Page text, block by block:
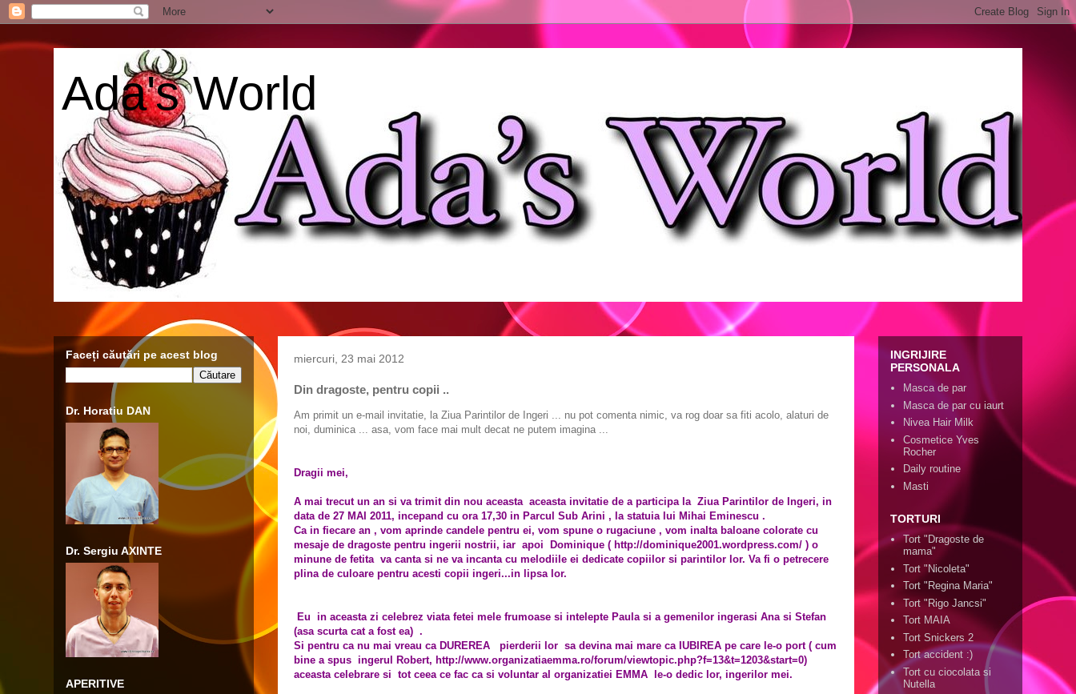
Ada's World
miercuri, 23 mai 2012
Din dragoste, pentru copii ..
Am primit un e-mail invitatie, la Ziua Parintilor de Ingeri ... nu pot comenta nimic, va rog doar sa fiti acolo, alaturi de
noi, duminica ... asa, vom face mai mult decat ne putem imagina ...
Dragii mei,
A mai trecut un an si va trimit din nou aceasta aceasta invitatie de a participa la Ziua Parintilor de Ingeri, in
data de 27 MAI 2011, incepand cu ora 17,30 in Parcul Sub Arini , la statuia lui Mihai Eminescu .
Ca in fiecare an , vom aprinde candele pentru ei, vom spune o rugaciune , vom inalta baloane colorate cu
mesaje de dragoste pentru ingerii nostrii, iar apoi Dominique ( http://dominique2001.wordpress.com/ ) o
minune de fetita va canta si ne va incanta cu melodiile ei dedicate copiilor si parintilor lor. Va fi o petrecere
plina de culoare pentru acesti copii ingeri...in lipsa lor.
Eu in aceasta zi celebrez viata fetei mele frumoase si intelepte Paula si a gemenilor ingerasi Ana si Stefan
(asa scurta cat a fost ea) .
Si pentru ca nu mai vreau ca DUREREA pierderii lor sa devina mai mare ca IUBIREA pe care le-o port ( cum
bine a spus ingerul Robert, http://www.organizatiaemma.ro/forum/viewtopic.php?f=13&t=1203&start=0)
aceasta celebrare si tot ceea ce fac ca si voluntar al organizatiei EMMA le-o dedic lor, ingerilor mei.
Faceți căutări pe acest blog
Dr. Horatiu DAN
Dr. Sergiu AXINTE
APERITIVE
INGRIJIRE
PERSONALA
Masca de par
Masca de par cu iaurt
Nivea Hair Milk
Cosmetice Yves
Rocher
Daily routine
Masti
TORTURI
Tort "Dragoste de
mama"
Tort "Nicoleta"
Tort "Regina Maria"
Tort "Rigo Jancsi"
Tort MAIA
Tort Snickers 2
Tort accident :)
Tort cu ciocolata si
Nutella